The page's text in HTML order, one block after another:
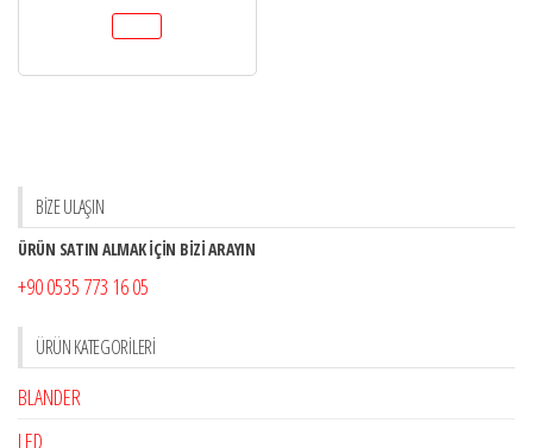
BİZE ULAŞIN
ÜRÜN SATIN ALMAK İÇİN BİZİ ARAYIN
+90 0535 773 16 05
ÜRÜN KATEGORILERI
BLANDER
LED